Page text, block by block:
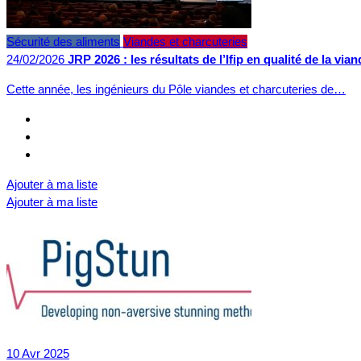
Sécurité des aliments Viandes et charcuteries
24/02/2026 JRP 2026 : les résultats de l’Ifip en qualité de la
Cette année, les ingénieurs du Pôle viandes et charcuteries de…
Ajouter à ma liste
Ajouter à ma liste
10Avr 2025